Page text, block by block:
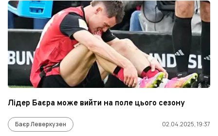
Лідер Баєра може вийти на поле цього сезону
Баєр Леверкузен 02.04.2025, 19:37